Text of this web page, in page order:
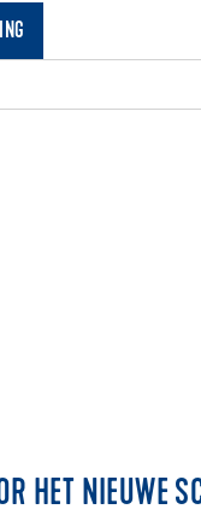
HET NIEUWE